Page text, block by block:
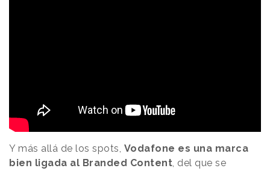
Y más allá de los spots, Vodafone es una marca
bien ligada al Branded Content, del que se